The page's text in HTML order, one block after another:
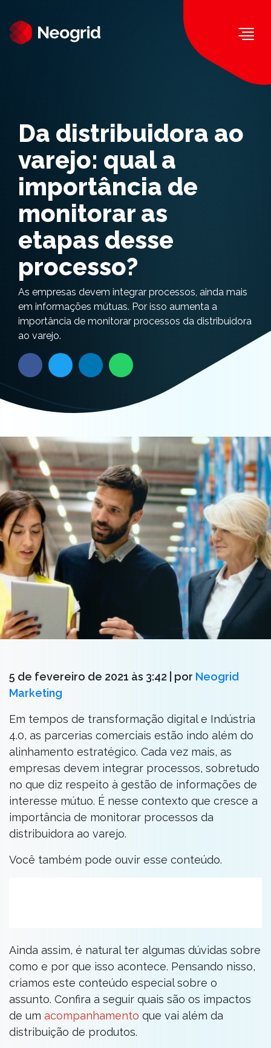
Da distribuidora ao
varejo: qual a
importância de
monitorar as
etapas desse
processo?
As empresas devem integrar processos, ainda mais
em informações mútuas. Por isso aumenta a
importância de monitorar processos da distribuidora
ao varejo.
5 de fevereiro de 2021 às 3:42 | por Neogrid
Marketing
Em tempos de transformação digital e Indústria
4.0, as parcerias comerciais estão indo além do
alinhamento estratégico. Cada vez mais, as
empresas devem integrar processos, sobretudo
no que diz respeito à gestão de informações de
interesse mútuo. É nesse contexto que cresce a
importância de monitorar processos da
distribuidora ao varejo.
Você também pode ouvir esse conteúdo.
Ainda assim, é natural ter algumas dúvidas sobre
como e por que isso acontece. Pensando nisso,
criamos este conteúdo especial sobre o
assunto. Confira a seguir quais são os impactos
de um acompanhamento que vai além da
distribuição de produtos.